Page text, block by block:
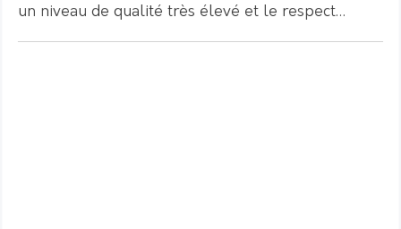
un niveau de qualité très élevé et le respect…